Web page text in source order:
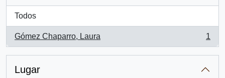
Todos
Gómez Chaparro, Laura
, 1 resultados
1
Lugar